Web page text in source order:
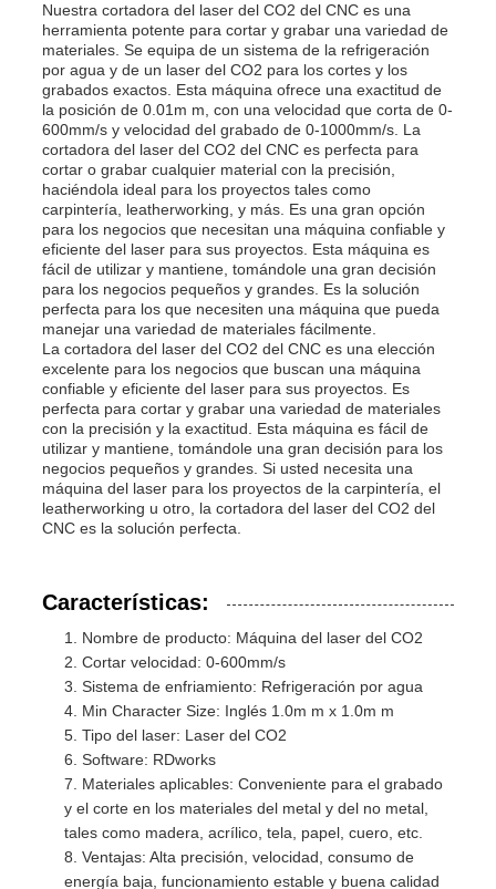
Nuestra cortadora del laser del CO2 del CNC es una
herramienta potente para cortar y grabar una variedad de
materiales. Se equipa de un sistema de la refrigeración
por agua y de un laser del CO2 para los cortes y los
grabados exactos. Esta máquina ofrece una exactitud de
la posición de 0.01m m, con una velocidad que corta de 0-
600mm/s y velocidad del grabado de 0-1000mm/s. La
cortadora del laser del CO2 del CNC es perfecta para
cortar o grabar cualquier material con la precisión,
haciéndola ideal para los proyectos tales como
carpintería, leatherworking, y más. Es una gran opción
para los negocios que necesitan una máquina confiable y
eficiente del laser para sus proyectos. Esta máquina es
fácil de utilizar y mantiene, tomándole una gran decisión
para los negocios pequeños y grandes. Es la solución
perfecta para los que necesiten una máquina que pueda
manejar una variedad de materiales fácilmente.
La cortadora del laser del CO2 del CNC es una elección
excelente para los negocios que buscan una máquina
confiable y eficiente del laser para sus proyectos. Es
perfecta para cortar y grabar una variedad de materiales
con la precisión y la exactitud. Esta máquina es fácil de
utilizar y mantiene, tomándole una gran decisión para los
negocios pequeños y grandes. Si usted necesita una
máquina del laser para los proyectos de la carpintería, el
leatherworking u otro, la cortadora del laser del CO2 del
CNC es la solución perfecta.
Características:
Nombre de producto: Máquina del laser del CO2
Cortar velocidad: 0-600mm/s
Sistema de enfriamiento: Refrigeración por agua
Min Character Size: Inglés 1.0m m x 1.0m m
Tipo del laser: Laser del CO2
Software: RDworks
Materiales aplicables: Conveniente para el grabado
y el corte en los materiales del metal y del no metal,
tales como madera, acrílico, tela, papel, cuero, etc.
Ventajas: Alta precisión, velocidad, consumo de
energía baja, funcionamiento estable y buena calidad